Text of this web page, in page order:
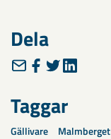
Dela
Taggar
Gällivare Malmberget